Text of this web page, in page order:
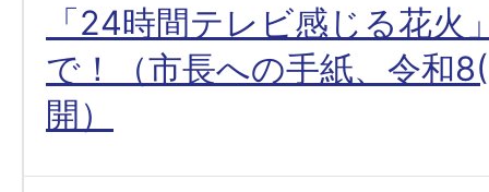
「24時間テレビ感じる花火
で！（市長への手紙、令和
開）